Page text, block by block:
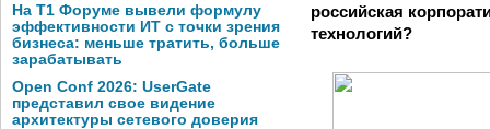
На Т1 Форуме вывели формулу
эффективности ИТ с точки зрения
бизнеса: меньше тратить, больше
зарабатывать
Open Conf 2026: UserGate
представил свое видение
архитектуры сетевого доверия
российская
технологий?